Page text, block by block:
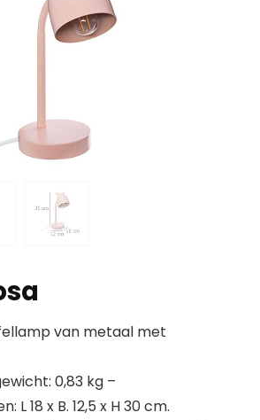
van metaal met
0,83 kg –
L 18 x B. 12,5 x H 30 cm.